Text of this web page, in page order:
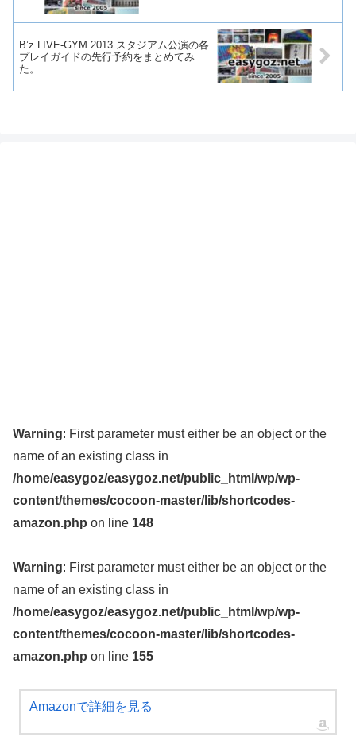
B’z LIVE-GYM 2013 スタジアム公演の各
プレイガイドの先行予約をまとめてみ
た。
Warning: First parameter must either be an object or the
name of an existing class in
/home/easygoz/easygoz.net/public_html/wp/wp-
content/themes/cocoon-master/lib/shortcodes-
amazon.php on line 148
Warning: First parameter must either be an object or the
name of an existing class in
/home/easygoz/easygoz.net/public_html/wp/wp-
content/themes/cocoon-master/lib/shortcodes-
amazon.php on line 155
Amazonで詳細を見る